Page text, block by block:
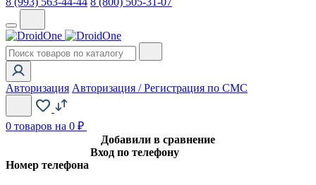
Авторизация Авторизация / Регистрация по СМС
0 товаров на 0 ₽
Добавили в сравнение
Вход по телефону
Номер телефона